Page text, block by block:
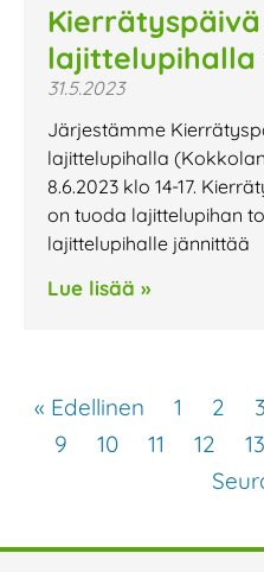
lajittelupihalla
31.5.2023
Järjestämme
lajittelupihalla
8.6.2023 klo 14-17.
on tuoda lajittelupihan
lajittelupihalle jännittää
Lue lisää »
« Edellinen 1 2 3
9
10 11 12 13